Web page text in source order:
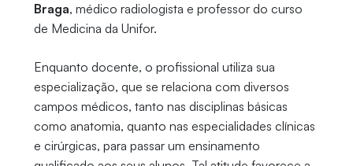
Braga, médico radiologista e professor do curso
de Medicina da Unifor.
Enquanto docente, o profissional utiliza sua
especialização, que se relaciona com diversos
campos médicos, tanto nas disciplinas básicas
como anatomia, quanto nas especialidades clínicas
e cirúrgicas, para passar um ensinamento